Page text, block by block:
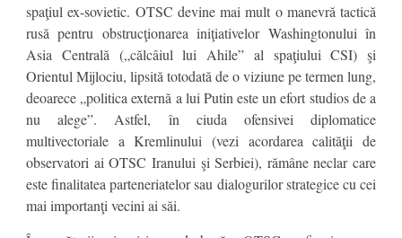
spaţiul ex-sovietic. OTSC devine mai mult o manevră tactică
rusă pentru obstrucţionarea iniţiativelor Washingtonului în
Asia Centrală („călcâiul lui Ahile” al spaţiului CSI) şi
Orientul Mijlociu, lipsită totodată de o viziune pe termen lung,
deoarece „politica externă a lui Putin este un efort studios de a
nu alege”. Astfel, în ciuda ofensivei diplomatice
multivectoriale a Kremlinului (vezi acordarea calităţii de
observatori ai OTSC Iranului şi Serbiei), rămâne neclar care
este finalitatea parteneriatelor sau dialogurilor strategice cu cei
mai importanţi vecini ai săi.